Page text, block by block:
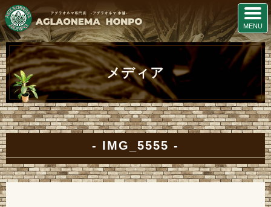
メディア
IMG_5555